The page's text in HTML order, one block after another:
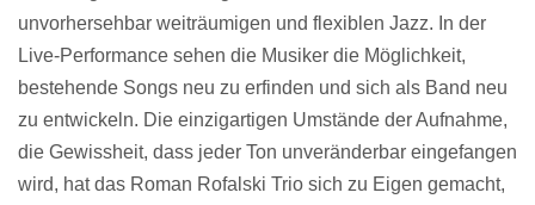
unvorhersehbar weiträumigen und flexiblen Jazz. In der
Live-Performance sehen die Musiker die Möglichkeit,
bestehende Songs neu zu erfinden und sich als Band neu
zu entwickeln. Die einzigartigen Umstände der Aufnahme,
die Gewissheit, dass jeder Ton unveränderbar eingefangen
wird, hat das Roman Rofalski Trio sich zu Eigen gemacht,